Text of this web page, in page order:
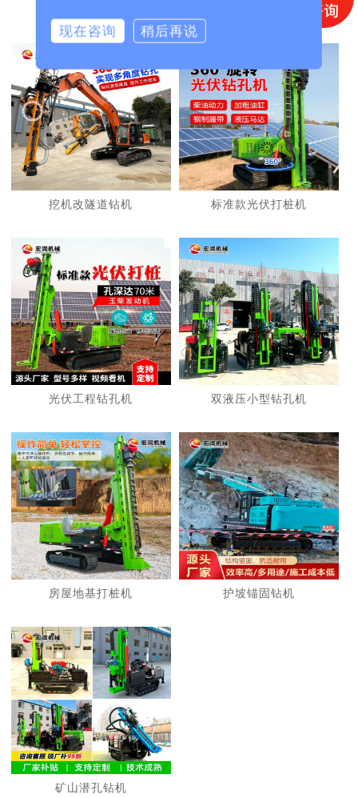
挖机改隧道钻机 标准款光伏打桩机
光伏工程钻孔机 双液压小型钻孔机
房屋地基打桩机 护坡锚固钻机
矿山潜孔钻机
现在咨询 稍后再说